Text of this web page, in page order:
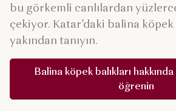
bu görkemli canlılardan
çekiyor. Katar’daki balina köpek
yakından tanıyın.
Balina köpek balıkları hakkında
öğrenin